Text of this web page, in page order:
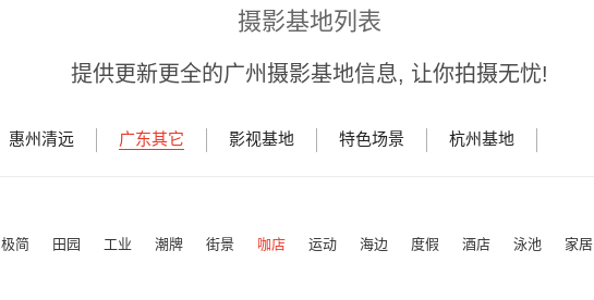
摄影基地列表
提供更新更全的广州摄影基地信息, 让你拍摄无忧!
惠州清远 广东其它 影视基地 特色场景 杭州基地
极简 田园 工业 潮牌 街景 咖店 运动 海边 度假 酒店 泳池 家居